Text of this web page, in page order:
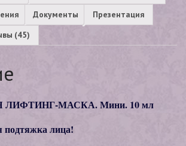
Документы
Презентация
(45)
МАСКА. Мини. 10 мл
подтяжка лица!